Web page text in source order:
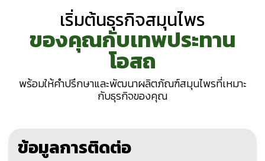
เริ่มต้นธุรกิจสมุนไพร
ของคุณกับเทพประทาน
โอสถ
พร้อมให้คำปรึกษาและพัฒนาผลิตภัณฑ์สมุนไพรที่เหมาะ
กับธุรกิจของคุณ
ข้อมูลการติดต่อ